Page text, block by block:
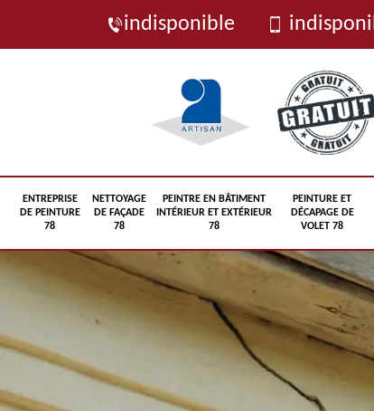
indisponible
ENTREPRISE
DE PEINTURE
78
NETTOYAGE
DE FAÇADE
78
PEINTRE EN BÂTIMENT
INTÉRIEUR ET EXTÉRIEUR
78
PEINTURE ET
DÉCAPAGE DE
VOLET 78